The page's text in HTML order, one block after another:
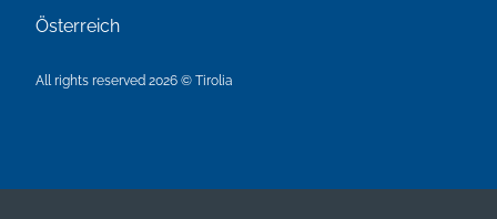
Österreich
All rights reserved 2026 © Tirolia